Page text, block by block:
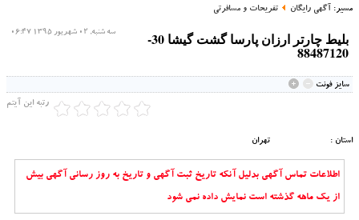
مسیر: آگهی رایگان تفریحات و مسافرتی
سه شنبه, 02 شهریور 1395 06:47 بلیط چارتر ارزان پارسا گشت گیشا 30-
88487120
سايز فونت
رتبه این آیتم
استان : تهران
اطلاعات تماس آگهی بدلیل آنکه تاریخ ثبت آگهی و تاریخ به روز رسانی آگهی بیش
از یک ماهه گذشته است نمایش داده نمی شود